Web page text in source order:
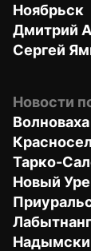
Ноябрьск
Дмитрий
Сергей
Новости
Волноваха
Тарко-
Новый